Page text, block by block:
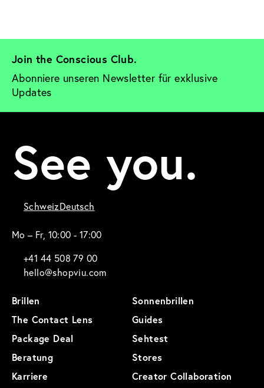
Join the Conscious Club.
Abonniere unseren Newsletter für exklusive
Updates
See you.
SchweizDeutsch
Mo – Fr, 10:00 - 17:00
+41 44 508 79 00
hello@shopviu.com
Brillen
Sonnenbrillen
The Contact Lens
Guides
Package Deal
Sehtest
Beratung
Stores
Karriere
Creator Collaboration